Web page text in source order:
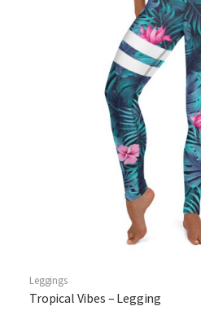
Leggings
Tropical Vibes – Legging